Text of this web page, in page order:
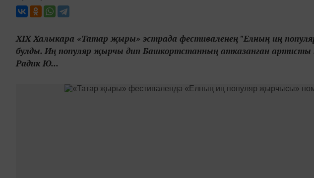
XIX Халыкара «Татар җыры» эстрада фестиваленең "Елның иң
булды. Иң популяр җырчы дип Башкортстанның атказанган артисты
Радик Ю...